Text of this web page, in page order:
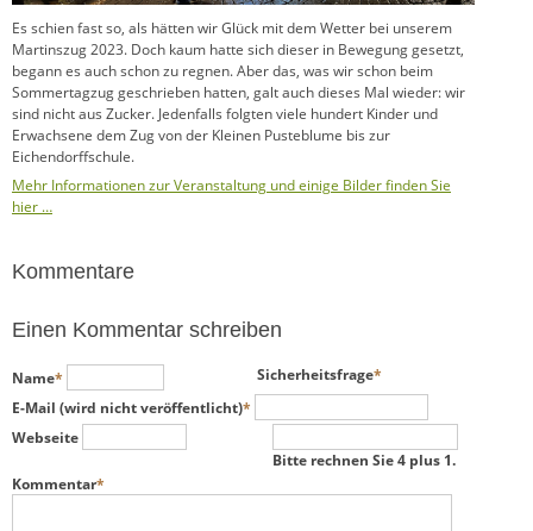
Es schien fast so, als hätten wir Glück mit dem Wetter bei unserem
Martinszug 2023. Doch kaum hatte sich dieser in Bewegung gesetzt,
begann es auch schon zu regnen. Aber das, was wir schon beim
Sommertagzug geschrieben hatten, galt auch dieses Mal wieder: wir
sind nicht aus Zucker. Jedenfalls folgten viele hundert Kinder und
Erwachsene dem Zug von der Kleinen Pusteblume bis zur
Eichendorffschule.
Mehr Informationen zur Veranstaltung und einige Bilder finden Sie
hier …
Kommentare
Einen Kommentar schreiben
Pflichtfeld
Name*
Pflichtfeld
E-Mail (wird nicht veröffentlicht)*
Webseite
Pflichtfeld
Sicherheitsfrage*
Bitte rechnen Sie 4 plus 1.
Pflichtfeld
Kommentar*